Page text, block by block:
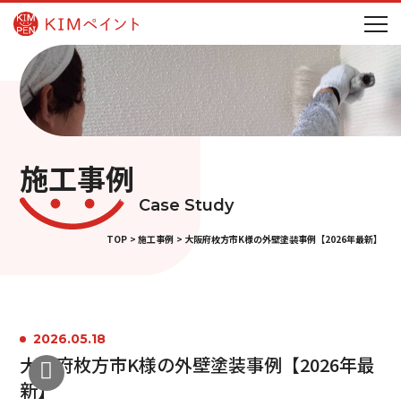
施工事例
Case Study
TOP 施工事例 大阪府枚方市K様の外壁塗装事例【2026年最新】
2026.05.18
大阪府枚方市K様の外壁塗装事例【2026年最
新】